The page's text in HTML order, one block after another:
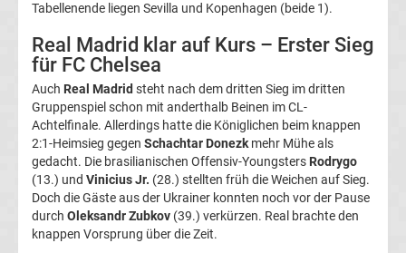
Amateurfußball
Transfergerüchte
Transferticker
-
Meldungen
vom
Tabellenende liegen Sevilla und Kopenhagen (beide 1).
Real Madrid klar auf Kurs – Erster Sieg
für FC Chelsea
Auch Real Madrid steht nach dem dritten Sieg im dritten
Gruppenspiel schon mit anderthalb Beinen im CL-
Achtelfinale. Allerdings hatte die Königlichen beim knappen
2:1-Heimsieg gegen Schachtar Donezk mehr Mühe als
gedacht. Die brasilianischen Offensiv-Youngsters Rodrygo
(13.) und Vinicius Jr. (28.) stellten früh die Weichen auf Sieg.
Doch die Gäste aus der Ukrainer konnten noch vor der Pause
durch Oleksandr Zubkov (39.) verkürzen. Real brachte den
knappen Vorsprung über die Zeit.